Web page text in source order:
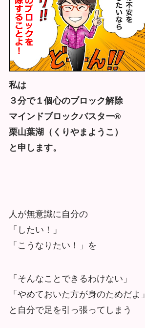
私は
３分で１個心のブロック解除
マインドブロックバスター®
栗山葉湖（くりやまようこ）
と申します。
人が無意識に自分の
「したい！」
「こうなりたい！」を
「そんなことできるわけない」
「やめておいた方が身のためだよ」
と自分で足を引っ張ってしまう